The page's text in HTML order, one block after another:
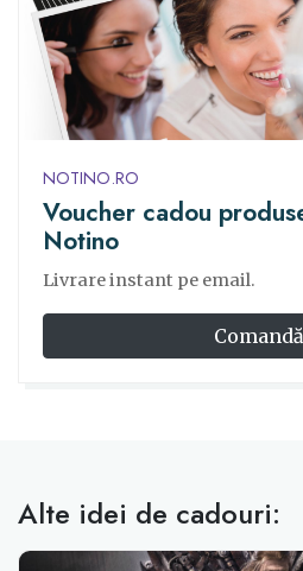
NOTINO.RO
Voucher cadou
Notino
Livrare instant pe email.
Comandă
Alte idei de cadouri: